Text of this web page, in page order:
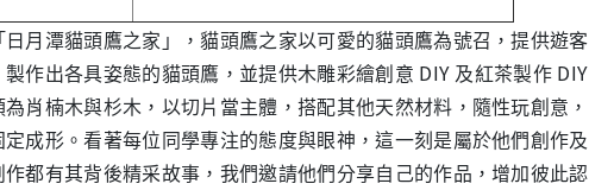
潭貓頭鷹之家」，貓頭鷹之家以可愛的貓頭鷹為號召，提供遊客
作出各具姿態的貓頭鷹，並提供木雕彩繪創意 DIY 及紅茶製作 DIY
肖楠木與杉木，以切片當主體，搭配其他天然材料，隨性玩創意，
成形。看著每位同學專注的態度與眼神，這一刻是屬於他們創作及
都有其背後精采故事，我們邀請他們分享自己的作品，增加彼此認